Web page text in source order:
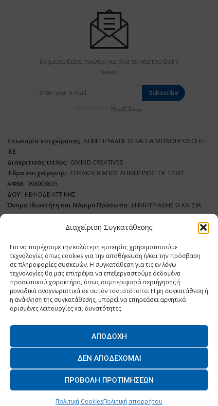
Διαχείριση Συγκατάθεσης
Για να παρέχουμε την καλύτερη εμπειρία, χρησιμοποιούμε
τεχνολογίες όπως cookies για την αποθήκευση ή/και την πρόσβαση
σε πληροφορίες συσκευών. Η συγκατάθεση για τις εν λόγω
τεχνολογίες θα μας επιτρέψει να επεξεργαστούμε δεδομένα
προσωπικού χαρακτήρα, όπως συμπεριφορά περιήγησης ή
μοναδικά αναγνωριστικά σε αυτόν τον ιστότοπο. Η μη συγκατάθεση ή
η ανάκληση της συγκατάθεσης, μπορεί να επηρεάσει αρνητικά
ορισμένες λειτουργίες και δυνατότητες.
ΑΠΟΔΟΧΉ
ΔΕΝ ΑΠΟΔΈΧΟΜΑΙ
ΠΡΟΒΟΛΉ ΠΡΟΤΙΜΉΣΕΩΝ
Πολιτική CookiesΠολιτική απορρήτου
Ενημερωθείτε πρώτοι για όλα τα νέα του Dairy
News.
Subscribe
Επωνυμία επιχείρησης: ΔΗΜΗΤΡΙΑΔΗΣ Θ ΚΑΙ ΣΙΑ ΜΟΝΟΠΡΟΣΩΠΗ
ΙΚΕ
Διακριτικός τίτλος: ΟΜΙΝD CREATIVES
‘Eδρα επιχείρησης: ΣΟΥΛΙΟΥ 8 ΑΓΙΟΣ ΔΗΜΗΤΡΙΟΣ ΤΚ 17342
ΑΦΜ: 998908635
ΔΟΥ: ΚΕΦΟΔΕ ΑΤΤΙΚΗΣ
Όνομα Ιδιοκτήτη και Νόμιμο Πρόσωπο: ΔΗΜΗΤΡΙΑΔΗΣ Θ ΚΑΙ ΣΙΑ
ΜΟΝΟΠΡΟΣΩΠΗ ΙΚΕ
Domain:www.dairynews.gr
Δικαιούχος Domain:ΔΗΜΗΤΡΙΑΔΗΣ Θ ΚΑΙ ΣΙΑ ΜΟΝΟΠΡΟΣΩΠΗ ΙΚΕ
Διευθυντής: ΕΥΘΥΜΙΑΤΟΥ ΜΑΡΙΑ
Διαχειριστής:ΕΥΘΥΜΙΑΤΟΥ ΜΑΡΙΑ
Δήλωση Συμμόρφωσης
ΛΕΙΤΟΥΡΓΙΑ
ΕΠΙΧΕΙΡΗΣΕΙΣ
ΕΠΙΚΟΙΝΩΝΙΑ
© 2026 - All Rights Reserved. -Πολιτική Απορρήτου
Powered byBYTE A COOKIE